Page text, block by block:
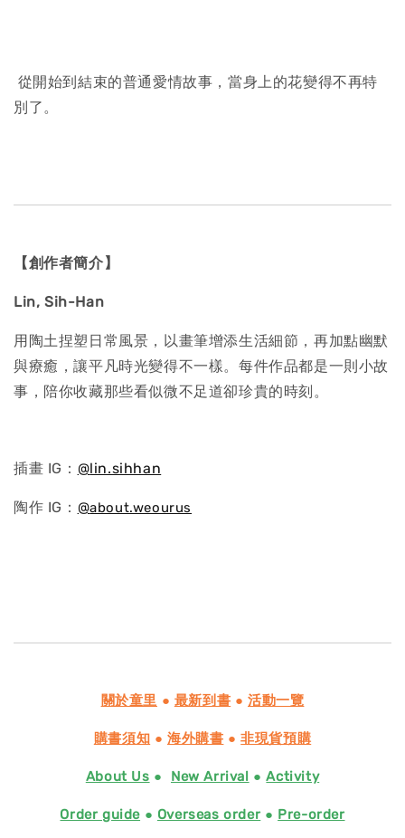
從開始到結束的普通愛情故事，當身上的花變得不再特
別了。
【創作者簡介】
Lin, Sih-Han
用陶土捏塑日常風景，以畫筆增添生活細節，再加點幽默
與療癒，讓平凡時光變得不一樣。每件作品都是一則小故
事，陪你收藏那些看似微不足道卻珍貴的時刻。
插畫 IG： @lin.sihhan
陶作 IG： @about.weourus
關於童里 ● 最新到書 ●活動一覽
購書須知 ● 海外購書 ●非現貨預購
About Us ● New Arrival ●Activity
Order guide ● Overseas order● Pre-order